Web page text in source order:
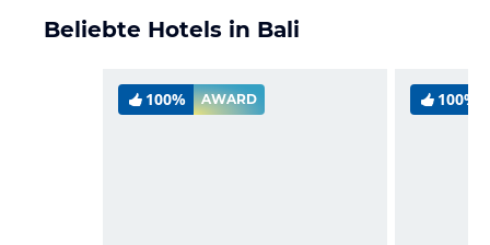
Beliebte Hotels in Bali
100% AWARD 100%